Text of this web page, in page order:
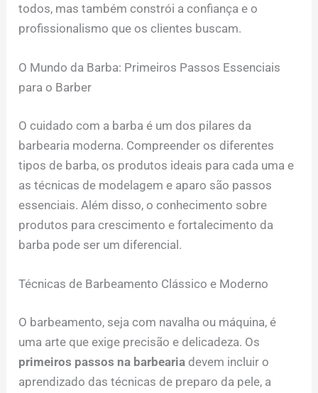
todos, mas também constrói a confiança e o
profissionalismo que os clientes buscam.
O Mundo da Barba: Primeiros Passos Essenciais
para o Barber
O cuidado com a barba é um dos pilares da
barbearia moderna. Compreender os diferentes
tipos de barba, os produtos ideais para cada uma e
as técnicas de modelagem e aparo são passos
essenciais. Além disso, o conhecimento sobre
produtos para crescimento e fortalecimento da
barba pode ser um diferencial.
Técnicas de Barbeamento Clássico e Moderno
O barbeamento, seja com navalha ou máquina, é
uma arte que exige precisão e delicadeza. Os
primeiros passos na barbearia devem incluir o
aprendizado das técnicas de preparo da pele, a